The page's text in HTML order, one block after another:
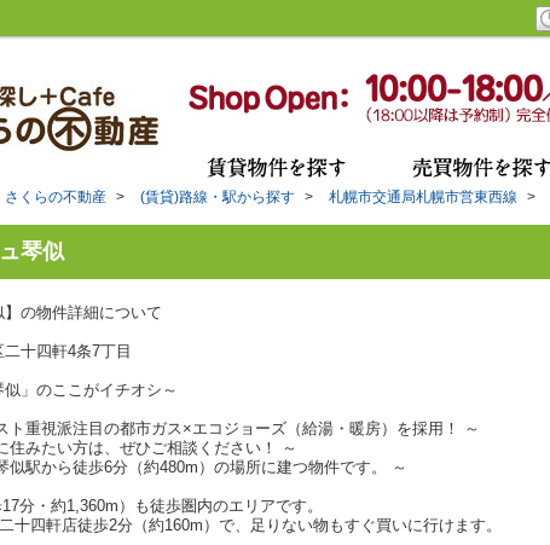
さくらの不動産 > (賃貸)路線・駅から探す > 札幌市交通局札幌市営東西線 >
琴似
】の物件詳細について
十四軒4条7丁目
」のここがイチオシ～
ト重視派注目の都市ガス×エコジョーズ（給湯・暖房）を採用！ ～
住みたい方は、ぜひご相談ください！ ～
似駅から徒歩6分（約480m）の場所に建つ物件です。 ～
分・約1,360m）も徒歩圏内のエリアです。
十四軒店徒歩2分（約160m）で、足りない物もすぐ買いに行けます。